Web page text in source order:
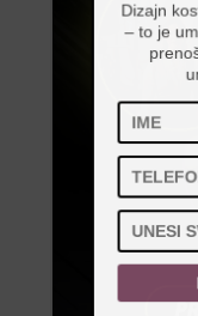
Dizajn
– to je